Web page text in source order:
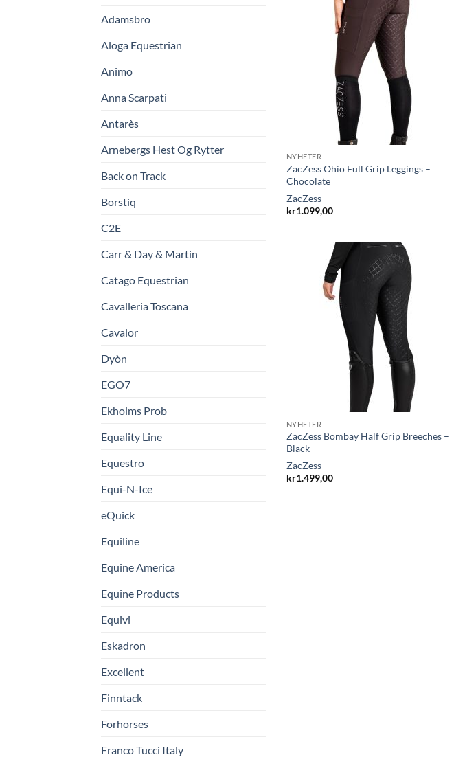
Adamsbro
Aloga Equestrian
Animo
Anna Scarpati
Antarès
Arnebergs Hest Og Rytter
Back on Track
Borstiq
C2E
Carr & Day & Martin
Catago Equestrian
Cavalleria Toscana
Cavalor
Dyòn
EGO7
Ekholms Prob
Equality Line
Equestro
Equi-N-Ice
eQuick
Equiline
Equine America
Equine Products
Equivi
Eskadron
Excellent
Finntack
Forhorses
Franco Tucci Italy
NYHETER
ZacZess Ohio Full Grip Leggings –
Chocolate
ZacZess
kr1.099,00
NYHETER
ZacZess Bombay Half Grip Breeches –
Black
ZacZess
kr1.499,00